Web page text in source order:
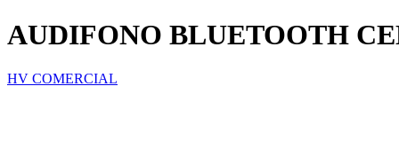
AUDIFONO BLUETOOTH
HV COMERCIAL